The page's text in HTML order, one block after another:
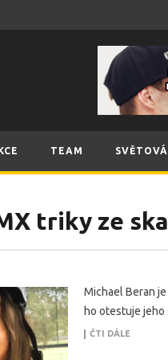
TEAM
triky ze
Michael Beran
ho otestuje jeho
ČTI DÁLE